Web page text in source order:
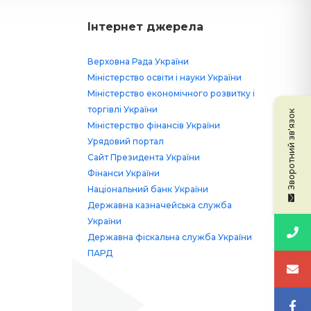
Інтернет джерела
Верховна Рада України
Міністерство освіти і науки України
Міністерство економічного розвитку і
торгівлі України
Міністерство фінансів України
Урядовий портал
Сайт Президента України
Фінанси України
Національний банк України
Державна казначейська служба
України
Державна фіскальна служба України
ПАРД
Зворотний зв'язок